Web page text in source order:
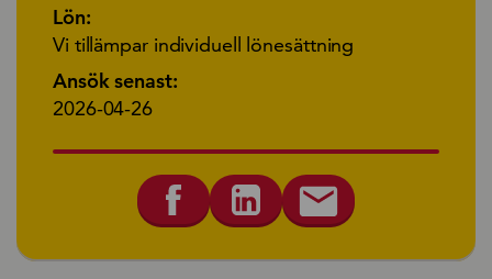
Lön:
Vi tillämpar individuell lönesättning
Ansök senast:
2026-04-26